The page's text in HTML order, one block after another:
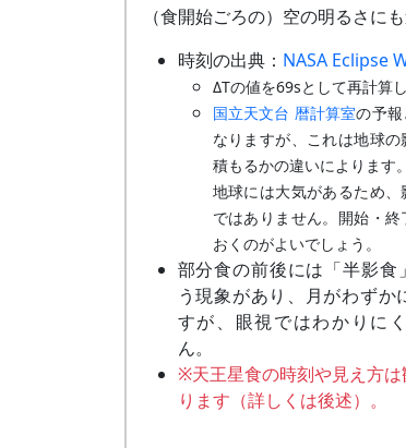
（食開始ごろの）空の明るさに
時刻の出典： NASA Eclipse
ΔTの値を69sとして再計算し
国立天文台 暦計算室の予
なりますが、これは地球
積もるかの違いによります。
地球には大気があるため
ではありません。開始・
おくのがよいでしょう。
部分食の前後には「半影食
う現象があり、月がわずか
すが、眼視ではわかりに
ん。
※天王星食の時刻や見え方
ります（詳しくは後述）。